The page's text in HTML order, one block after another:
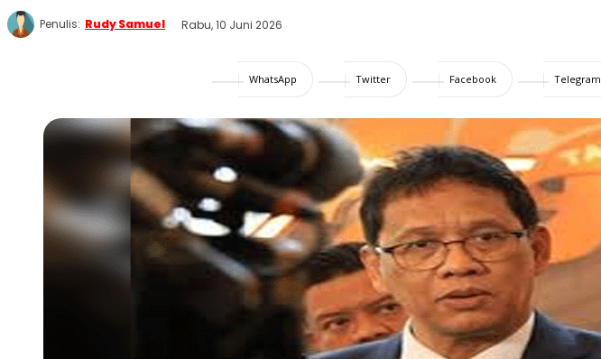
Penulis: Rudy Samuel Rabu, 10 Juni 2026
WhatsApp Twitter Facebook Telegram